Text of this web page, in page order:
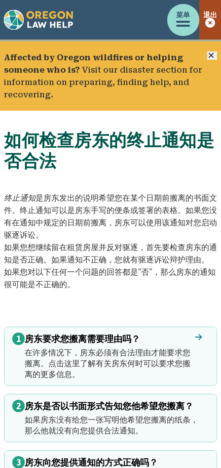
菜单 退出
Affected by Oregon wildfires or helping
someone who is? Visit our disaster section for
information on preparing, finding help, and
recovering.
如何检查房东的终止通知是
否合法
终止通知是房东发出的说明希望您在某个日期前搬离的书面文
件。终止通知可以是房东手写的便条或签署的表格。如果您没
有在通知中规定的日期前搬离，房东可以使用该通知对您启动
驱逐诉讼。
如果您想继续留在租赁房屋并反对驱逐，首先要检查房东的通
知是否正确。如果通知不正确，您就有驱逐诉讼辩护理由。
如果您对以下任何一个问题的回答都是“否”，那么房东的通知
很可能是不正确的。
1 房东要求您搬离需要理由吗？
在许多情况下，房东必须有合法理由才能要求您
搬离。
点击这里了解有关房东何时可以要求您搬
离的更多信息。
2 房东是否以书面形式告知您他希望您搬离？
如果房东没有给您一张写明他希望您搬离的纸条，
那么他就没有向您提供合法通知。
3 房东向您提供通知的方式正确吗？